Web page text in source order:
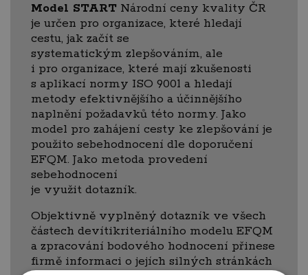
Model START Národní ceny kvality ČR
je určen pro organizace, které hledají
cestu, jak začít se
systematickým zlepšováním, ale
i pro organizace, které mají zkušenosti
s aplikací normy ISO 9001 a hledají
metody efektivnějšího a účinnějšího
naplnění požadavků této normy. Jako
model pro zahájení cesty ke zlepšování je
použito sebehodnocení dle doporučení
EFQM. Jako metoda provedení
sebehodnocení
je využit dotazník.
Objektivně vyplněný dotazník ve všech
částech devítikriteriálního modelu EFQM
a zpracování bodového hodnocení přinese
firmě informaci o jejích silných stránkách